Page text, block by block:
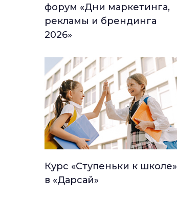
форум «Дни маркетинга,
рекламы и брендинга
2026»
Курс «Ступеньки к школе»
в «Дарсай»